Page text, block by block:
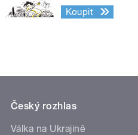
Koupit
Český rozhlas
Válka na Ukrajině